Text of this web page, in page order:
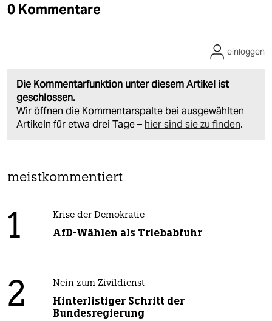
0 Kommentare
Die Kommentarfunktion unter diesem Artikel ist
geschlossen.
Wir öffnen die Kommentarspalte bei ausgewählten
Artikeln für etwa drei Tage – hier sind sie zu finden.
einloggen
meistkommentiert
1 Krise der Demokratie
AfD-Wählen als Triebabfuhr
2 Nein zum Zivildienst
Hinterlistiger Schritt der
Bundesregierung